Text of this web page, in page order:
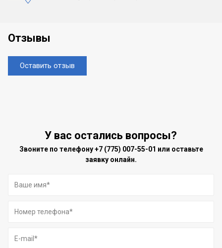
Отзывы
Оставить отзыв
У вас остались вопросы?
Звоните по телефону+7 (775) 007-55-01 или оставьте
заявку онлайн.